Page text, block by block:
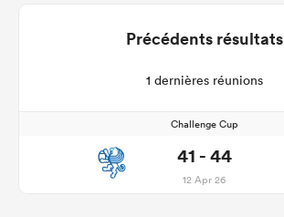
Précédents résultats
1 dernières réunions
Challenge Cup
41 - 44
12 Apr 26